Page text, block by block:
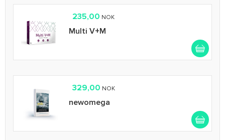
235,00 NOK
Multi V+M
329,00 NOK
newomega